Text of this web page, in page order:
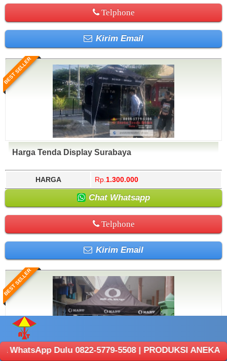
Telphone
Kirim Email
BEST SELLER
Harga Tenda Display Surabaya
HARGA Rp. 1.300.000
Chat Whatsapp
Telphone
Kirim Email
BEST SELLER
Dulu 0822-5779-5508 | PRODUKSI ANEKA TENDA :